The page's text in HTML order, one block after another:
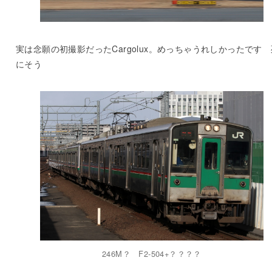
実は念願の初撮影だったCargolux。めっちゃうれしかったです
にそう
246M？ F2-504+？？？？